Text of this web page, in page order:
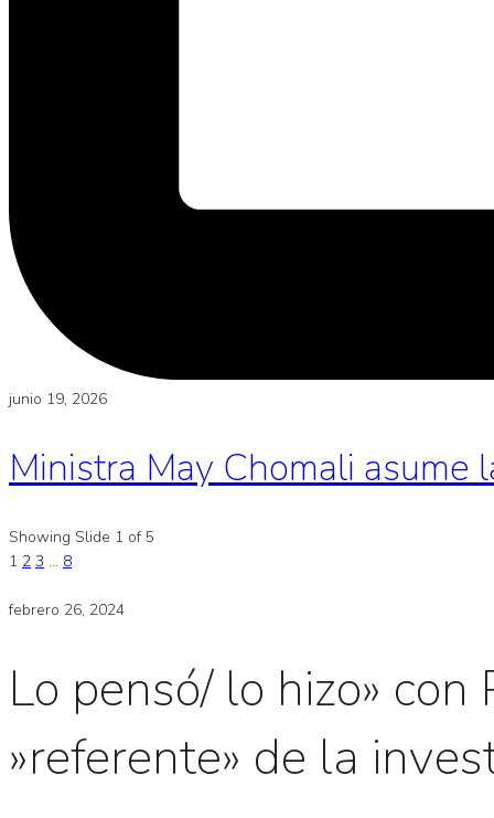
junio 19, 2026
Ministra May Chomali asume
Showing Slide 1 of 5
1 2 3 … 8
febrero 26, 2024
Lo pensó/ lo hizo»
»referente» de la